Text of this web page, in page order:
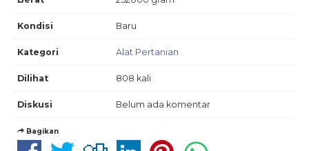
Kondisi Baru
Kategori Alat Pertanian
Dilihat 808 kali
Diskusi Belum ada komentar
Bagikan